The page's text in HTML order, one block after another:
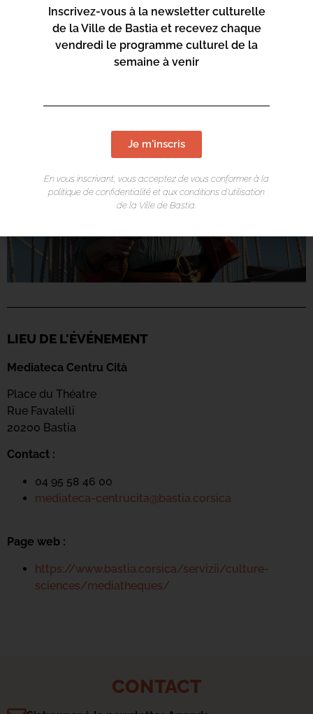
LIEU DE L'ÉVÉNEMENT
Mediateca Centru Cità
Place du Théatre
Rue Favalelli
20200 Bastia
Contact :
04 95 58 46 00
mediateca-centrucita@bastia.corsica
Page web :
https://www.bastia.corsica/servizii/culture-
sciences/mediatheques/
CONTACT
Inscrivez-vous à la newsletter culturelle
de la Ville de Bastia et recevez chaque
vendredi le programme culturel de la
semaine à venir
Je m'inscris
En vous inscrivant, vous acceptez de vous conformer à la
politique de confidentialité et aux conditions d’utilisation
de la Ville de Bastia.